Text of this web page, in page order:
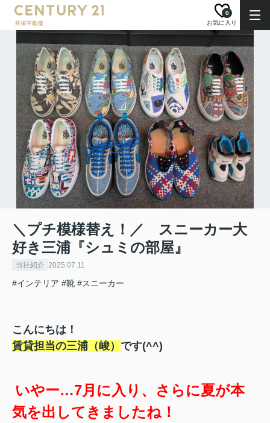
お気に入り
0
＼プチ模様替え！／ スニーカー大
好き三浦『シュミの部屋』
当社紹介 2025.07.11
#インテリア #靴 #スニーカー
こんにちは！
賃貸担当の三浦（峻） です(^^)
いやー…7月に入り、さらに夏が本
気を出してきましたね！